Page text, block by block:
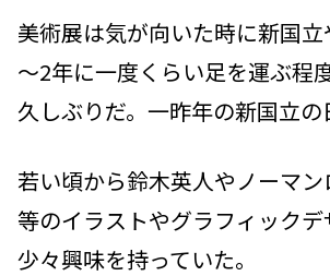
美術展は気が向いた時に新国
～2年に一度くらい足を運ぶ程度
久しぶりだ。一昨年の新国立の
若い頃から鈴木英人やノーマ
等のイラストやグラフィック
少々興味を持っていた。